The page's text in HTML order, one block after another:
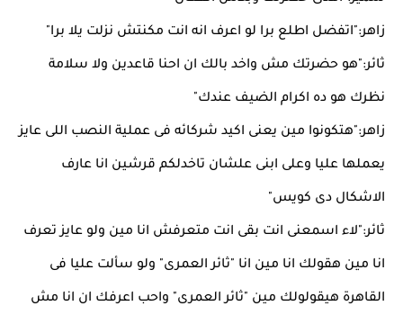
زاهر:"اتفضل اطلع برا لو اعرف انه انت مكنتش نزلت يلا برا"
ثائر:"هو حضرتك مش واخد بالك ان احنا قاعدين ولا سلامة
نظرك هو ده اكرام الضيف عندك"
زاهر:"هتكونوا مين يعنى اكيد شركائه فى عملية النصب اللى عايز
يعملها عليا وعلى ابنى علشان تاخدلكم قرشين انا عارف
الاشكال دى كويس"
ثائر:"لاء اسمعنى انت بقى انت متعرفش انا مين ولو عايز تعرف
انا مين هقولك انا مين انا "ثائر العمرى" ولو سألت عليا فى
القاهرة هيقولولك مين "ثائر العمرى" واحب اعرفك ان انا مش